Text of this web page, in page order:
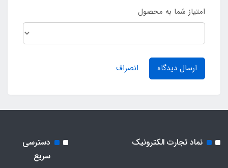
امتیاز شما به محصول
ارسال دیدگاه انصراف
نماد تجارت الکترونیک
دسترسی
سریع